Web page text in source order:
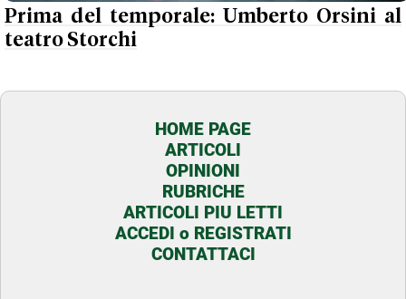
Prima del temporale: Umberto Orsini al
teatro Storchi
HOME PAGE
ARTICOLI
OPINIONI
RUBRICHE
ARTICOLI PIU LETTI
ACCEDI o REGISTRATI
CONTATTACI